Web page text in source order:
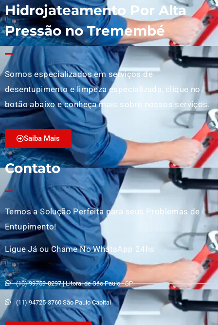
Hidrojateamento Por Alta
Pressão no Tremembé
Somos especializados em serviços de
desentupimento e limpeza especializada, clique no
botão abaixo e conheça mais sobre nossos serviços.
Saiba Mais
Contato
Temos a Solução Perfeita para seus Problemas de
Entupimento!
Ligue Já ou Chame No WhatsApp 24hs
(13) 99759-8297 | Litoral de São Paulo - SP
(11) 94725-3760 São Paulo Capital